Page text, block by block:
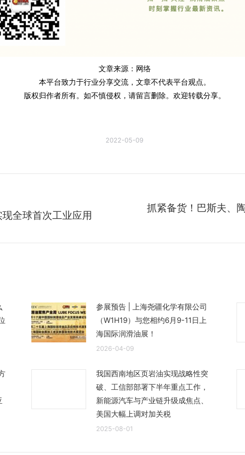
文章来源：网络
本平台致力于行业分享交流，文章不代表平台观点。
版权归作者所有。如不慎侵权，请留言删除。欢迎转载分享。
2022-05-09
全球首次工业应用
的
抓紧备货！巴斯夫、
参展预告 | 上海尧疆化学有限公司
（W1H19）与您相约6月9-11日上
海国际润滑油展！
2026-04-09
我国西南地区页岩油实现战略性突
破、工信部部署下半年重点工作，
新能源汽车与产业链升级成焦点、
美国大幅上调对加关税
2025-08-01